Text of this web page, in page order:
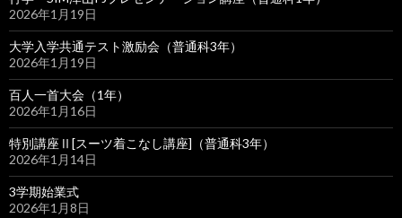
2026年1月19日
大学入学共通テスト激励会（普通科3年）
2026年1月19日
百人一首大会（1年）
2026年1月16日
特別講座Ⅱ[スーツ着こなし講座]（普通科3年）
2026年1月14日
3学期始業式
2026年1月8日